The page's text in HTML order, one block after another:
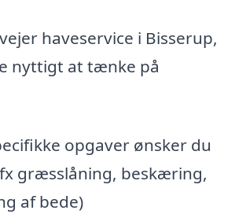
haveservice i Bisserup,
nyttigt at tænke på
opgaver ønsker du
græsslåning, beskæring,
af bede)